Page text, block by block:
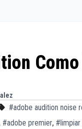
#adobe audition noise
#adobe premier,